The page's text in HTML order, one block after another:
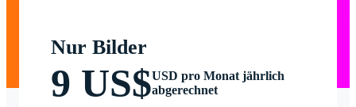
Nur Bilder
9 US$USD pro Monat jährlich
abgerechnet